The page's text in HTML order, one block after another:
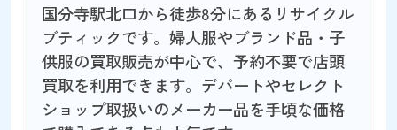
国分寺駅北口から徒歩8分にあるリサイクル
ブティックです。婦人服やブランド品・子
供服の買取販売が中心で、予約不要で店頭
買取を利用できます。デパートやセレクト
ショップ取扱いのメーカー品を手頃な価格